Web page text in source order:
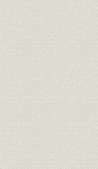
2. 搬送機器の
3. 大出力放送
4. 自主技術開
第4節 工場新設
1. 既存工場の
2. 関係会社の
第5節 業績の回復